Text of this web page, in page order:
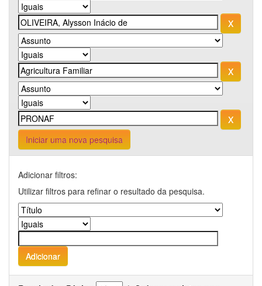
Iniciar uma nova pesquisa
Adicionar filtros:
Utilizar filtros para refinar o resultado da pesquisa.